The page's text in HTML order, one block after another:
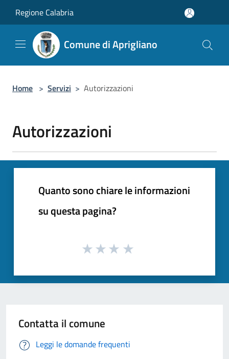
Regione Calabria
Comune di Aprigliano
Home > Servizi > Autorizzazioni
Autorizzazioni
Quanto sono chiare le informazioni
su questa pagina?
Contatta il comune
Leggi le domande frequenti